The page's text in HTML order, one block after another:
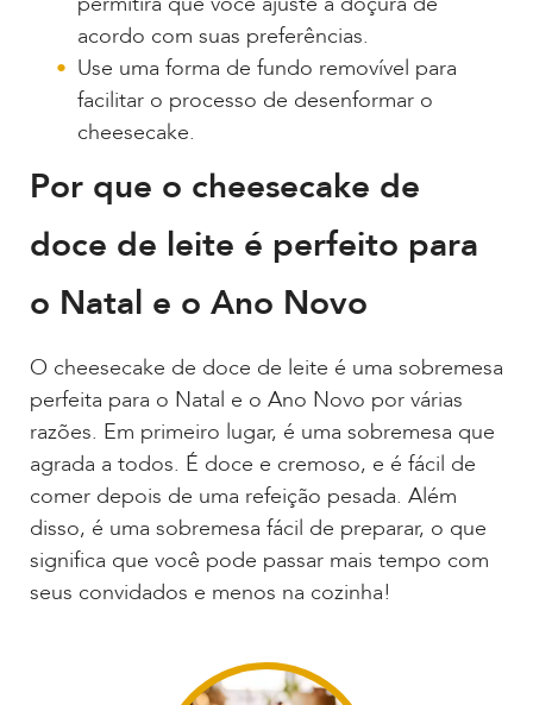
acordo com suas preferências.
Use uma forma de fundo removível para
facilitar o processo de desenformar o
cheesecake.
Por que o cheesecake de
doce de leite é perfeito para
o Natal e o Ano Novo
O cheesecake de doce de leite é uma sobremesa
perfeita para o Natal e o Ano Novo por várias
razões. Em primeiro lugar, é uma sobremesa que
agrada a todos. É doce e cremoso, e é fácil de
comer depois de uma refeição pesada. Além
disso, é uma sobremesa fácil de preparar, o que
significa que você pode passar mais tempo com
seus convidados e menos na cozinha!